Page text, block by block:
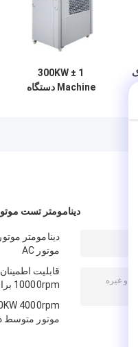
300KW ± 1
Machine دستگاه
دینامومتر تست
موتور AC
10000rpm برای تست موتور
موتور متوسط